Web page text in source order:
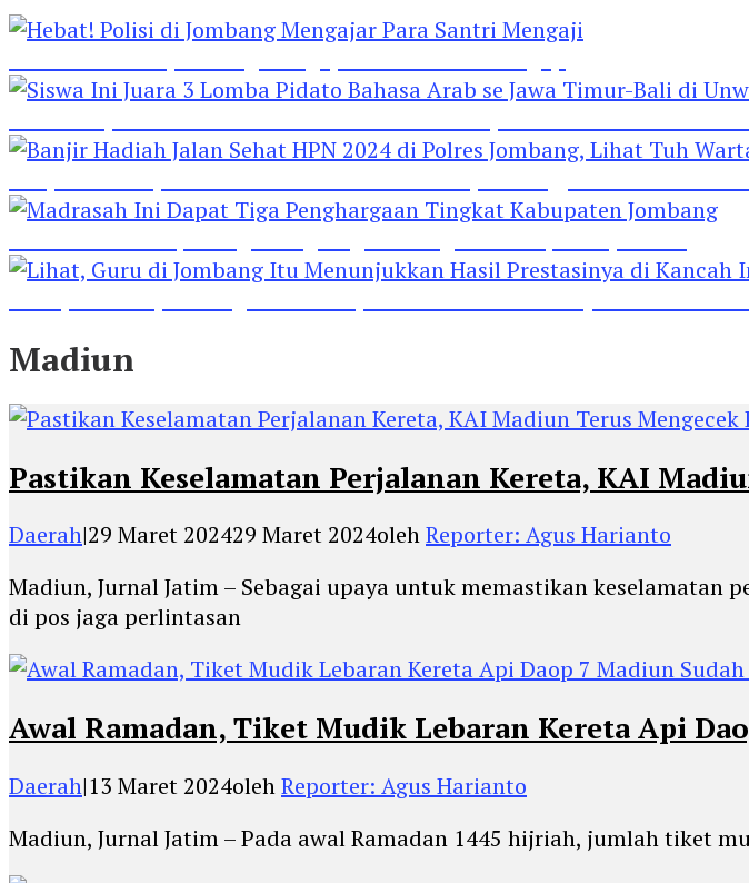
Madiun
Pastikan Keselamatan Perjalanan Kereta, KAI
Daerah|29 Maret 202429 Maret 2024olehReporter: Agus Harianto
Madiun, Jurnal Jatim – Sebagai upaya untuk memastikan keselamatan
di pos jaga perlintasan
Awal Ramadan, Tiket Mudik Lebaran Kereta Api
Daerah|13 Maret 2024olehReporter: Agus Harianto
Madiun, Jurnal Jatim – Pada awal Ramadan 1445 hijriah, jumlah tiket